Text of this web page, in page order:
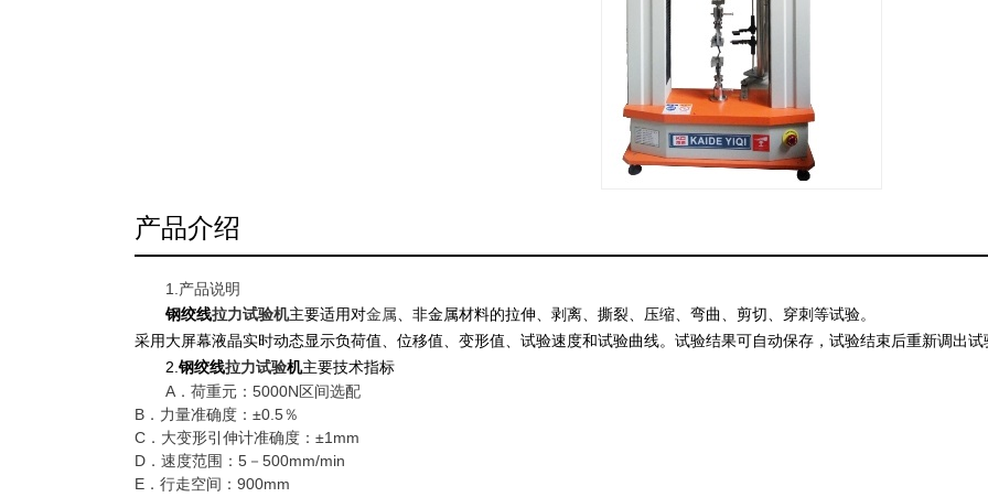
产品介绍
1.产品说明
钢绞线拉力试验机主要适用对金属、非金属材料的拉伸、剥离、撕裂、压缩、弯曲、剪切、穿刺等试验。
采用大屏幕液晶实时动态显示负荷值、位移值、变形值、试验速度和试验曲线。试验结果可自动保存，试验结束后重新调出试
2.钢绞线拉力试验机主要技术指标
A．荷重元：5000N区间选配
B．力量准确度：±0.5％
C．大变形引伸计准确度：±1mm
D．速度范围：5－500mm/min
E．行走空间：900mm